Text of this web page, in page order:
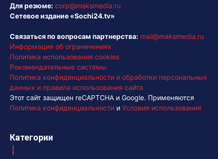
Для резюме: corp@maksmedia.ru
Сетевое издание «Sochi24.tv»
Связаться по вопросам партнерства: mail@maksmedia.ru
Информация об ограничениях
Политика использования cookies
Рекомендательные системы
Политика конфиденциальности и обработки персональных
данных и правила использования сайта
Этот сайт защищен reCAPTCHA и Google. Применяются
Политика конфиденциальности и Условия использования
Категории